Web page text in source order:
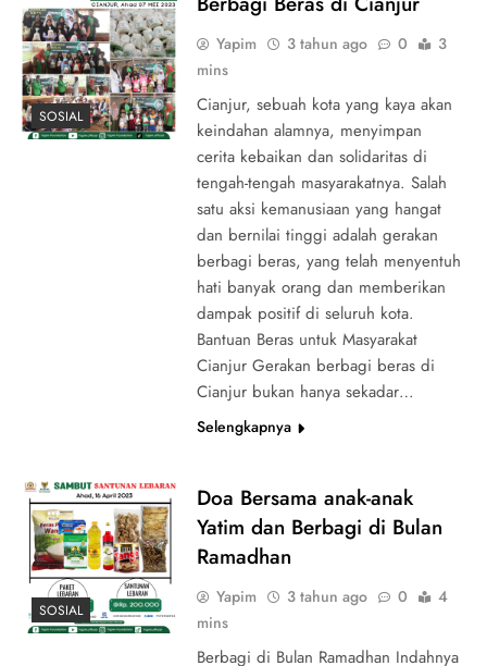
SOSIAL
Yapim 3 tahun ago 0
3
mins
Cianjur, sebuah kota yang kaya akan
keindahan alamnya, menyimpan
cerita kebaikan dan solidaritas di
tengah-tengah masyarakatnya. Salah
satu aksi kemanusiaan yang hangat
dan bernilai tinggi adalah gerakan
berbagi beras, yang telah menyentuh
hati banyak orang dan memberikan
dampak positif di seluruh kota.
Bantuan Beras untuk Masyarakat
Cianjur Gerakan berbagi beras di
Cianjur bukan hanya sekadar…
Selengkapnya
SOSIAL
Doa Bersama anak-anak
Yatim dan Berbagi di Bulan
Ramadhan
Yapim 3 tahun ago 0
4
mins
Berbagi di Bulan Ramadhan Indahnya